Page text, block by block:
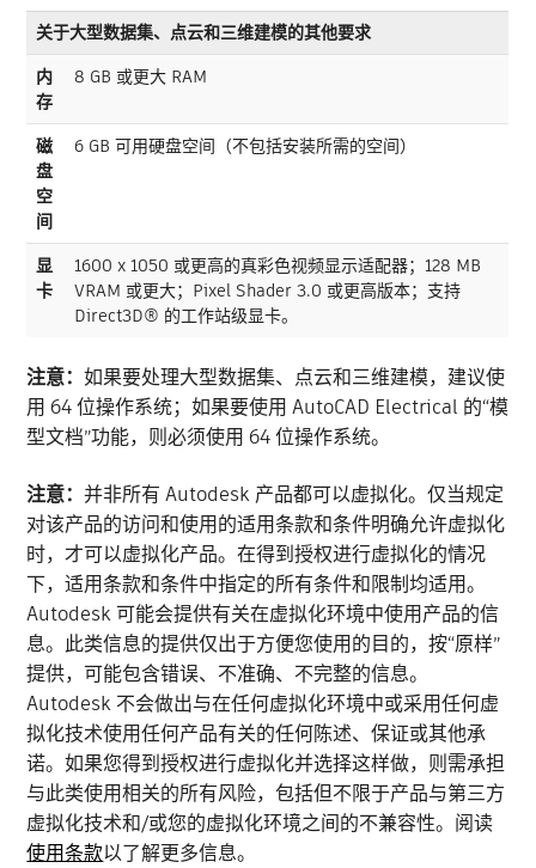
关于大型数据集、点云和三维建模的其他要求
内
存
8 GB 或更大 RAM
磁
盘
空
间
6 GB 可用硬盘空间（不包括安装所需的空间）
显
卡
1600 x 1050 或更高的真彩色视频显示适配器；128 MB
VRAM 或更大；Pixel Shader 3.0 或更高版本；支持
Direct3D® 的工作站级显卡。
注意：如果要处理大型数据集、点云和三维建模，建议使
用 64 位操作系统；如果要使用 AutoCAD Electrical 的“模
型文档”功能，则必须使用 64 位操作系统。
注意：并非所有 Autodesk 产品都可以虚拟化。仅当规定
对该产品的访问和使用的适用条款和条件明确允许虚拟化
时，才可以虚拟化产品。在得到授权进行虚拟化的情况
下，适用条款和条件中指定的所有条件和限制均适用。
Autodesk 可能会提供有关在虚拟化环境中使用产品的信
息。此类信息的提供仅出于方便您使用的目的，按“原样”
提供，可能包含错误、不准确、不完整的信息。
Autodesk 不会做出与在任何虚拟化环境中或采用任何虚
拟化技术使用任何产品有关的任何陈述、保证或其他承
诺。如果您得到授权进行虚拟化并选择这样做，则需承担
与此类使用相关的所有风险，包括但不限于产品与第三方
虚拟化技术和/或您的虚拟化环境之间的不兼容性。阅读
使用条款以了解更多信息。